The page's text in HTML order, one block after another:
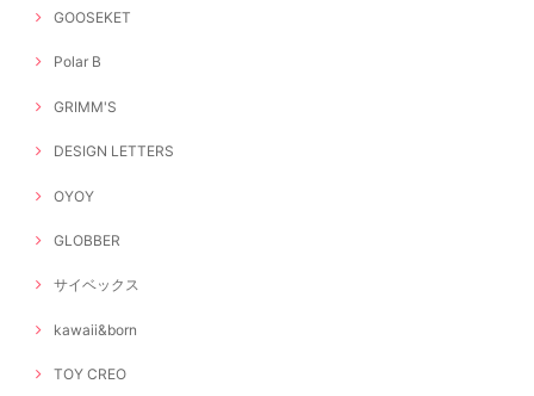
GOOSEKET
Polar B
GRIMM'S
DESIGN LETTERS
OYOY
GLOBBER
サイベックス
kawaii&born
TOY CREO